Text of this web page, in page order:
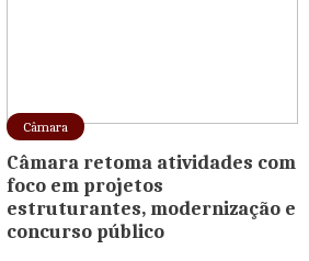
Câmara
Câmara retoma atividades com
foco em projetos
estruturantes, modernização e
concurso público